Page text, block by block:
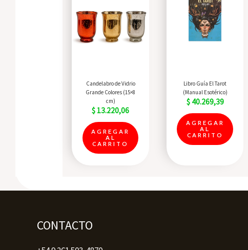
Quick View
Candelabro de Vidrio
Grande Colores (15×8
cm)
$ 13.220,06
AGREGAR
AL
CARRITO
Quick View
Libro Guía El Tarot
(Manual Esotérico)
$40.269,39
AGREGAR
AL
CARRITO
CONTACTO